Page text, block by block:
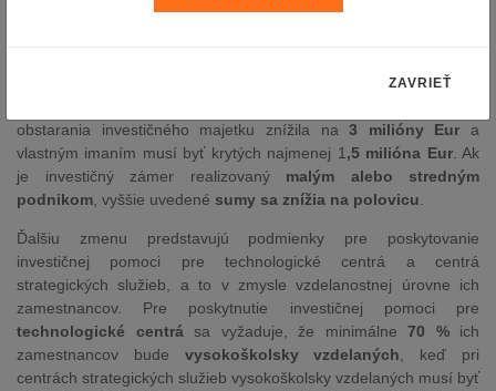
nezamestnanosťou sa minimálna výška obstarania investičného
nezamestnanosťou o polovicu vyššou ako je miera
obstarania investičného majetku znížila na3 milióny Eur a
vlastným imaním musí byť krytých najmenej 1 ,5 milióna Eur. Ak
je investičný zámer realizovaný malým alebo stredným
podnikom , vyššie uvedené sumy sa znížia na polovicu
Ďalšiu zmenu predstavujú podmienky pre poskytovanie
investičnej pomoci pre technologické centrá a centrá
strategických služieb, a to v zmysle vzdelanostnej úrovne ich
zamestnancov. Pre poskytnutie investičnej pomoci pre
technologické centrá sa vyžaduje, že minimálne 70 %ich
zamestnancov bude vysokoškolsky vzdelaných , keď pri
centrách strategických služieb vysokoškolsky vzdelaných musí byť
ZAVRIEŤ